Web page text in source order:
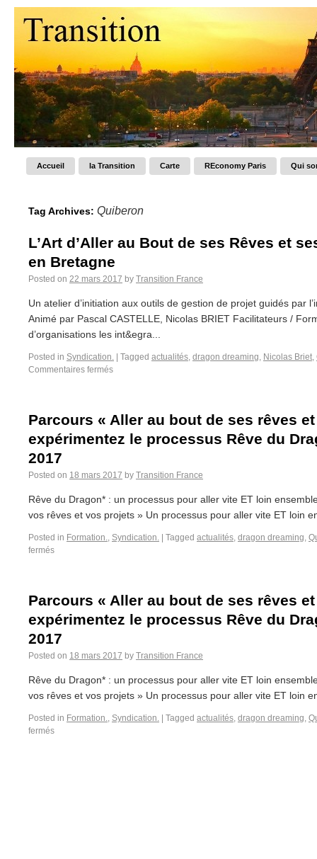
Accueil la Transition Carte REconomy Paris Qui
Tag Archives: Quiberon
L’Art d’Aller au Bout de ses Rêves et
en Bretagne
Posted on 22 mars 2017 by Transition France
Un atelier d’initiation aux outils de gestion de projet guidés par
Animé par Pascal CASTELLE, Nicolas BRIET Facilitateurs /
d’organisations les int&egra...
Posted in Syndication. Tagged actualités, dragon dreaming, Nicolas Briet,
Commentaires fermés
Parcours « Aller au bout de ses rêves
expérimentez le processus Rêve du
2017
Posted on 18 mars 2017 by Transition France
Rêve du Dragon* : un processus pour aller vite ET loin
vos rêves et vos projets » Un processus pour aller vite ET loin
Posted in Formation., Syndication. Tagged actualités, dragon dreaming,
fermés
Parcours « Aller au bout de ses rêves
expérimentez le processus Rêve du
2017
Posted on 18 mars 2017 by Transition France
Rêve du Dragon* : un processus pour aller vite ET loin
vos rêves et vos projets » Un processus pour aller vite ET loin
Posted in Formation., Syndication. Tagged actualités, dragon dreaming,
fermés